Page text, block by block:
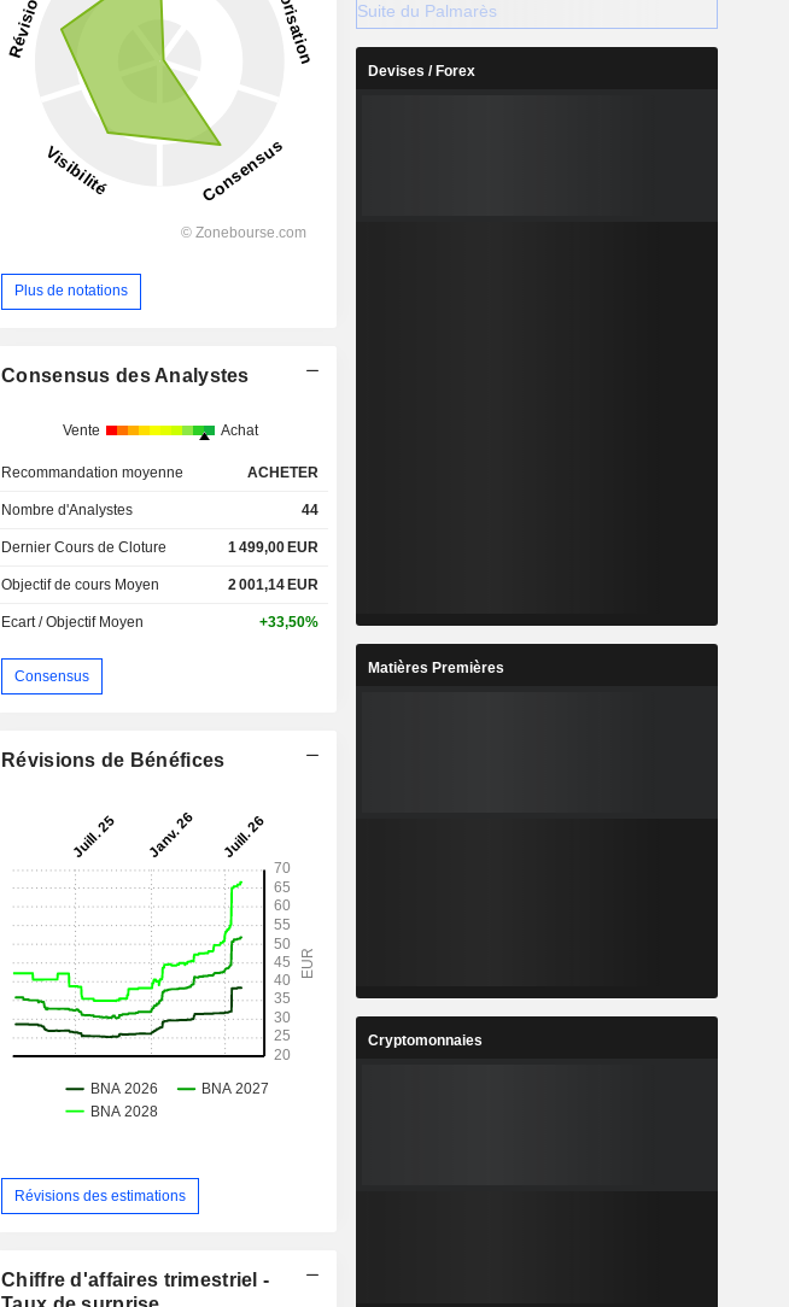
Plus de notations
Consensus des Analystes
Vente Achat
Recommandation moyenne ACHETER
Nombre d'Analystes 44
Dernier Cours de Cloture 1 499,00 EUR
Objectif de cours Moyen 2 001,14 EUR
Ecart / Objectif Moyen +33,50%
Consensus
Révisions de Bénéfices
Révisions des estimations
Chiffre d'affaires trimestriel -
Suite du Palmarès
Devises / Forex
Matières Premières
Cryptomonnaies